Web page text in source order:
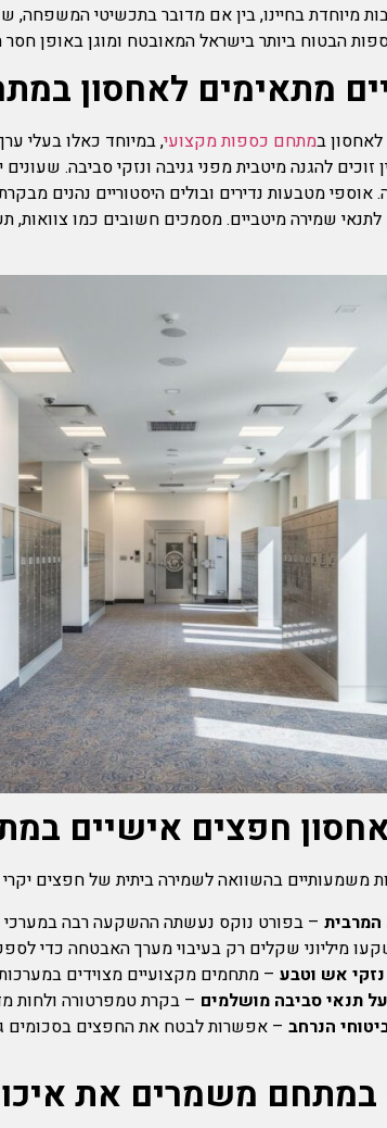
מיוחדת בחיינו, בין אם מדובר בתכשיטי המשפחה,
הבטוח ביותר בישראל המאובטח ומוגן באופן
מתאימים לאחסון
במתחם כספות מקצועי, במיוחד כאלו בעלי
זוכים להגנה מיטבית מפני גניבה ונזקי סביבה.
אוספי מטבעות נדירים ובולים היסטוריים נהנים
שמירה מיטביים. מסמכים חשובים כמו
חפצים אישיים
משמעותיים בהשוואה לשמירה ביתית של חפצים
המרבית – בפורט נוקס נעשתה ההשקעה רבה
מיליוני שקלים רק בעיבוי מערך האבטחה כדי
אש וטבע – מתחמים מקצועיים מצוידים
תנאי סביבה מושלמים – בקרת טמפרטורה ולחות
הנרחב
במתחם משמרים את